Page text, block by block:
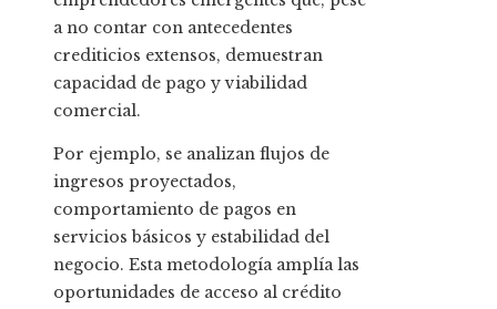
a no contar con antecedentes
crediticios extensos, demuestran
capacidad de pago y viabilidad
comercial.
Por ejemplo, se analizan flujos de
ingresos proyectados,
comportamiento de pagos en
servicios básicos y estabilidad del
negocio. Esta metodología amplía las
oportunidades de acceso al crédito